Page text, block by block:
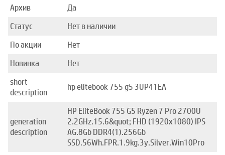
Архив
Да
Статус
Нет в наличии
По акции
Нет
Новинка
Нет
short
description
hp elitebook 755 g5 3UP41EA
generation
description
HP EliteBook 755 G5 Ryzen 7 Pro 2700U
2.2GHz.15.6&quot; FHD (1920x1080) IPS
AG.8Gb DDR4(1).256Gb
SSD.56Wh.FPR.1.9kg.3y.Silver.Win10Pro